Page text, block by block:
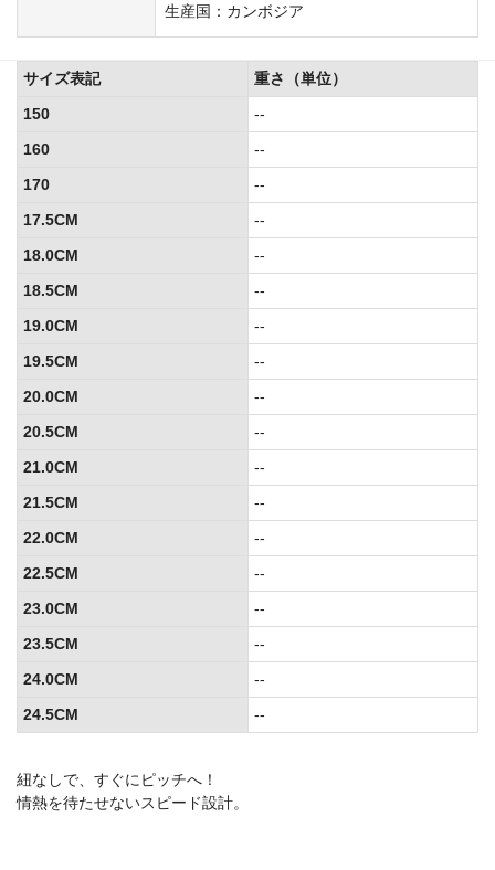
生産国：カンボジア
紐なしで、すぐにピッチへ！
情熱を待たせないスピード設計。
サイズ表記
重さ（単位）
150
--
160
--
170
--
17.5CM
--
18.0CM
--
18.5CM
--
19.0CM
--
19.5CM
--
20.0CM
--
20.5CM
--
21.0CM
--
21.5CM
--
22.0CM
--
22.5CM
--
23.0CM
--
23.5CM
--
24.0CM
--
24.5CM
--